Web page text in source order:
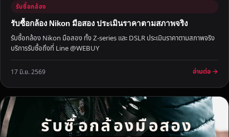
ร
า
า
พ
จ
รับซื้อกล้อง
รับซื้อกล้อง Nikon มือสอง ประเมินราคาตามสภาพจริง
รับซื้อกล้อง Nikon มือสอง ทั้ง Z-series และ DSLR ประเมินราคาตามสภาพจริง
บริการรับซื้อถึงที่ Line @WEBUY
17 มิ.ย. 2569 อ่านต่อ →